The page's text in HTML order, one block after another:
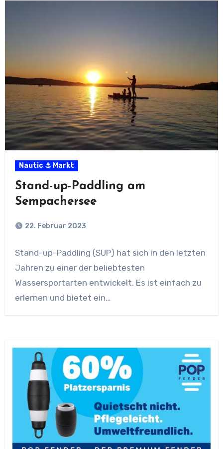
Nautic ⚓ Markt
Stand-up-Paddling am
Sempachersee
22. Februar 2023
Stand-up-Paddling (SUP) hat sich in den letzten
Jahren zu einer der beliebtesten
Wassersportarten entwickelt. Es ist einfach zu
erlernen und bietet ein…